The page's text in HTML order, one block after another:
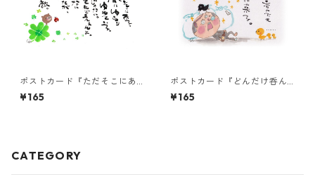
ポストカード『ただそこにあ
る。風にゆらり・・・』
¥165
ポストカード『どんだけ呑ん
でも・・・』
¥165
CATEGORY